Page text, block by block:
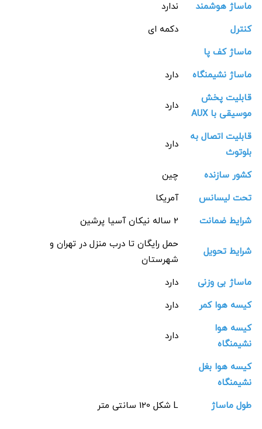
ماساژ هوشمند
ندارد
کنترل
دکمه ای
ماساژ کف پا
ماساژ نشیمنگاه
دارد
قابلیت پخش
موسیقی با AUX
دارد
قابلیت اتصال به
بلوتوث
دارد
کشور سازنده
چین
تحت لیسانس
آمریکا
شرایط ضمانت
2 ساله نیکان آسیا پرشین
شرایط تحویل
حمل رایگان تا درب منزل در تهران و
شهرستان
ماساژ بی وزنی
دارد
کیسه هوا کمر
دارد
کیسه هوا
نشیمنگاه
دارد
کیسه هوا بغل
نشیمنگاه
طول ماساژ
L شکل 120 سانتی متر